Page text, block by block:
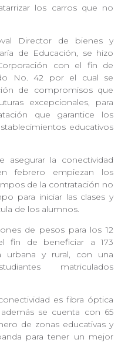
los carros que no
Director de bienes y
de Educación, se hizo
con el fin de
No. 42 por el cual se
de compromisos que
excepcionales, para
que garantice los
educativos
asegurar la conectividad
febrero empiezan los
de la contratación no
para iniciar las clases y
de los alumnos.
de pesos para los 12
fin de beneficiar a 173
urbana y rural, con una
matriculados
es fibra óptica
se cuenta con 65
de zonas educativas y
para tener un mejor